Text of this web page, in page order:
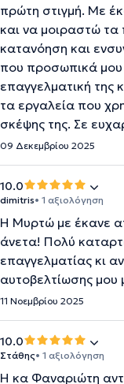
πρώτη στιγμή. Με
και να μοιραστώ
κατανόηση και
που προσωπικά μου
επαγγελματική της
τα εργαλεία που
σκέψης της. Σε
09 Δεκεμβρίου 2025
10.0
dimitris• 1 αξιολόγηση
Η Μυρτώ με έκανε
άνετα! Πολύ
επαγγελματίας κι
αυτοβελτίωσης μου
11 Νοεμβρίου 2025
10.0
Στάθης• 1 αξιολόγηση
Η κα Φαναριώτη